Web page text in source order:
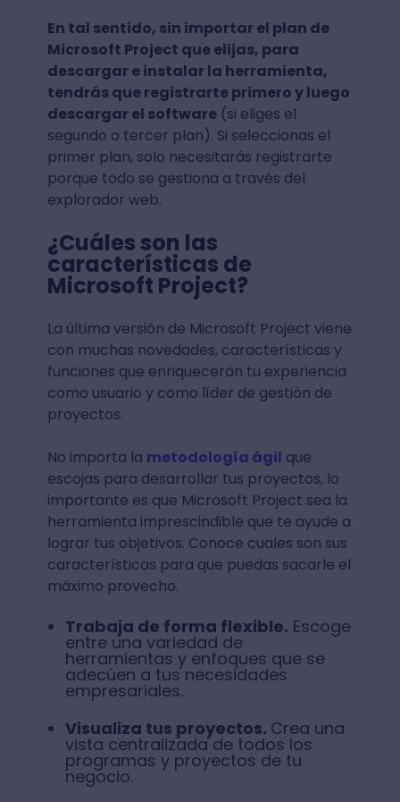
En tal sentido, sin importar el plan de
Microsoft Project que elijas, para
descargar e instalar la herramienta,
tendrás que registrarte primero y luego
descargar el software(si eliges el
segundo o tercer plan). Si seleccionas el
primer plan, solo necesitarás registrarte
porque todo se gestiona a través del
explorador web.
¿Cuáles son las
características de
Microsoft Project?
La última versión de Microsoft Project viene
con muchas novedades, características y
funciones que enriquecerán tu experiencia
como usuario y como líder de gestión de
proyectos.
No importa la metodología ágil que
escojas para desarrollar tus proyectos, lo
importante es que Microsoft Project sea la
herramienta imprescindible que te ayude a
lograr tus objetivos. Conoce cuales son sus
características para que puedas sacarle el
máximo provecho.
Trabaja de forma flexible. Escoge
entre una variedad de
herramientas y enfoques que se
adecúen a tus necesidades
empresariales.
Visualiza tus proyectos. Crea una
vista centralizada de todos los
programas y proyectos de tu
negocio.